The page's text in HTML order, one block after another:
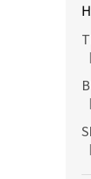
|
|
|